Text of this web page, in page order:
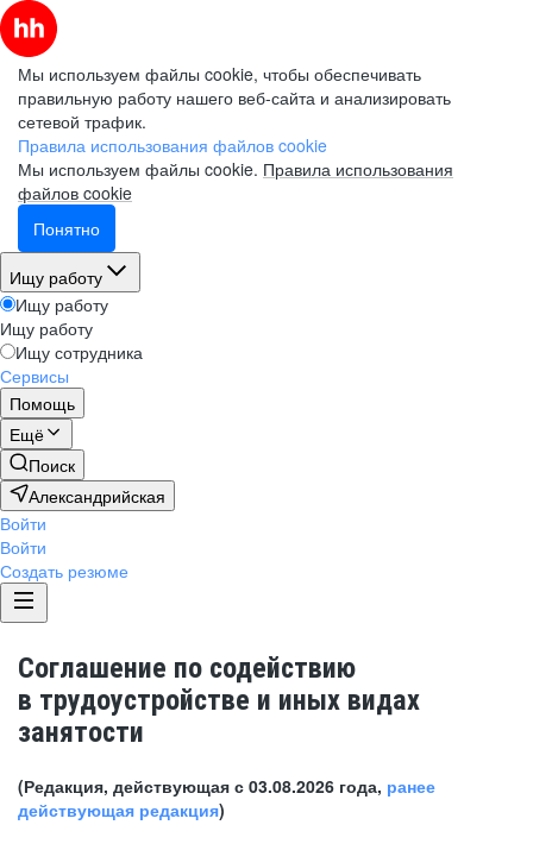
Мы используем файлы cookie, чтобы обеспечивать
правильную работу нашего веб-сайта и анализировать
сетевой трафик.
Правила использования файлов cookie
Мы используем файлы cookie. Правила использования
файлов cookie
Понятно
Ищу работу
Ищу работу
Ищу работу
Ищу сотрудника
Сервисы
Помощь
Ещё
Поиск
Александрийская
Войти
Войти
Создать резюме
Соглашение по содействию
в трудоустройстве и иных видах
занятости
(Редакция, действующая с 03.08.2026 года, ранее
действующая редакция)